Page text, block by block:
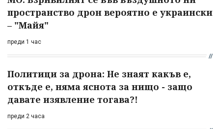
пространство дрон вероятно е украински
– "Майя"
преди 1 час
Политици за дрона: Не знаят какъв е,
откъде е, няма яснота за нищо - защо
давате изявление тогава?!
преди 2 часа